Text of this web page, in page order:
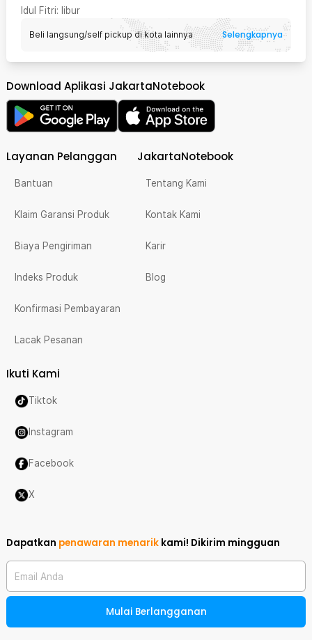
Idul Fitri: libur
Beli langsung/self pickup di kota lainnya Selengkapnya
Download Aplikasi JakartaNotebook
Layanan Pelanggan
Bantuan
Klaim Garansi Produk
Biaya Pengiriman
Indeks Produk
Konfirmasi Pembayaran
Lacak Pesanan
JakartaNotebook
Tentang Kami
Kontak Kami
Karir
Blog
Ikuti Kami
Tiktok
Instagram
Facebook
X
Dapatkan penawaran menarik kami! Dikirim mingguan
Email Anda
Mulai Berlangganan